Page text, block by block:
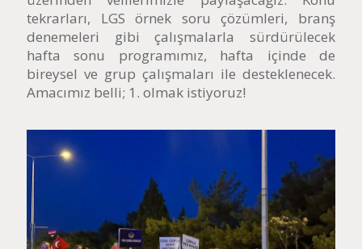
tekrarları, LGS örnek soru çözümleri, branş
denemeleri gibi çalışmalarla sürdürülecek
hafta sonu programımız, hafta içinde de
bireysel ve grup çalışmaları ile desteklenecek.
Amacımız belli; 1. olmak istiyoruz!